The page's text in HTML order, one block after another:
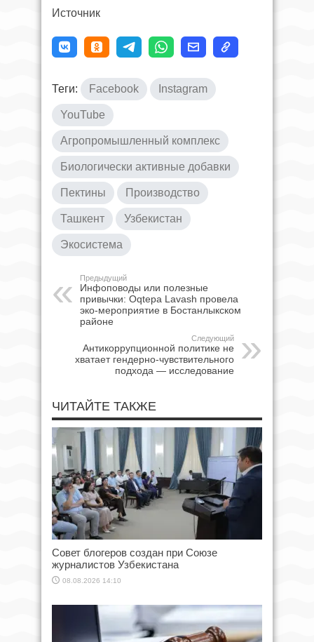
Источник
Теги: Facebook Instagram
YouTube
Агропромышленный комплекс
Биологически активные добавки
Пектины Производство
Ташкент Узбекистан
Экосистема
Предыдущий
Инфоповоды или полезные
привычки: Oqtepa Lavash провела
эко-мероприятие в Бостанлыкском
районе
Следующий
Антикоррупционной политике не
хватает гендерно-чувствительного
подхода — исследование
ЧИТАЙТЕ ТАКЖЕ
Совет блогеров создан при Союзе
журналистов Узбекистана
08.08.2026 14:10